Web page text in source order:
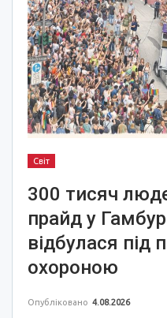
Світ
300 тисяч
прайд у
відбулася під
охороною
Опубліковано 4.08.2026